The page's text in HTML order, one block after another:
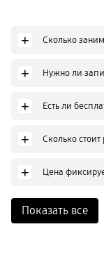
+ Сколько
+ Нужно ли
+ Есть ли
+ Сколько стоит
+ Цена
Показать все